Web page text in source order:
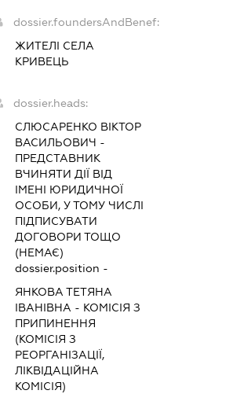
dossier.foundersAndBenef:
ЖИТЕЛІ СЕЛА
КРИВЕЦЬ
dossier.heads:
СЛЮСАРЕНКО ВІКТОР
ВАСИЛЬОВИЧ -
ПРЕДСТАВНИК
ВЧИНЯТИ ДІЇ ВІД
ІМЕНІ ЮРИДИЧНОЇ
ОСОБИ, У ТОМУ ЧИСЛІ
ПІДПИСУВАТИ
ДОГОВОРИ ТОЩО
(НЕМАЄ)
dossier.position -
ЯНКОВА ТЕТЯНА
ІВАНІВНА - КОМІСІЯ З
ПРИПИНЕННЯ
(КОМІСІЯ З
РЕОРГАНІЗАЦІЇ,
ЛІКВІДАЦІЙНА
КОМІСІЯ)